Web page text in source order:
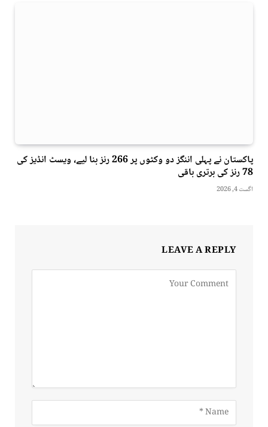
پاکستان نے پہلی اننگز دو وکٹوں پر 266 رنز بنا لیے، ویسٹ انڈیز کی
78 رنز کی برتری باقی
اگست 4, 2026
LEAVE A REPLY